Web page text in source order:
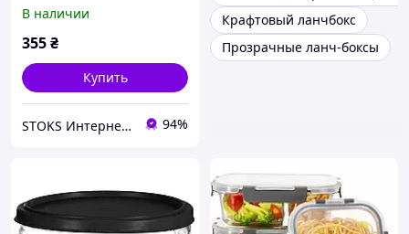
В наличии
355₴
Купить
STOKS Интернет магазин стокового товара с Европы и США 94%
Крафтовый ланчбокс
Прозрачные ланч-боксы